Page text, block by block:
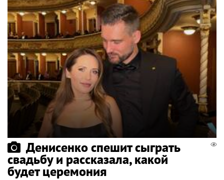
Денисенко спешит сыграть
свадьбу и рассказала, какой
будет церемония